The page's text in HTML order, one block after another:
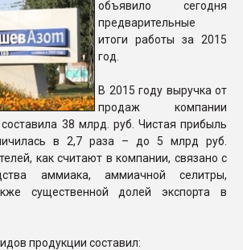
объявило сегодня
предварительные
итоги работы за 2015
год.
В 2015 году выручка от
продаж компании
38 млрд. руб. Чистая прибыль
в 2,7 раза – до 5 млрд руб.
как считают в компании, связано с
аммиака, аммиачной селитры,
существенной долей экспорта в
продукции составил: